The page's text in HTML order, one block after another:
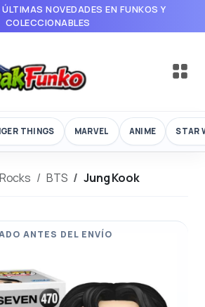
NOVEDADES EN FUNKOS Y
COLECCIONABLES
THINGS MARVEL ANIME STAR
Rocks BTS Jung Kook